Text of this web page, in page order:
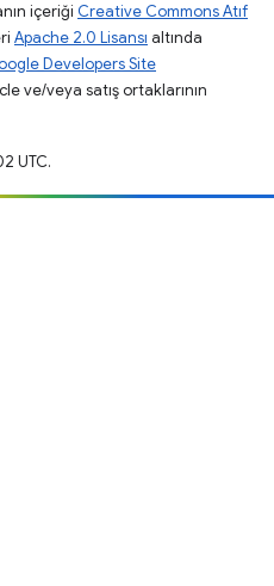
içeriği Creative Commons Atıf
Apache 2.0 Lisansı altında
Developers Site
ve/veya satış ortaklarının
UTC.